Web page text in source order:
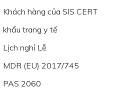
Khách hàng của SIS CERT
khẩu trang y tế
Lịch nghỉ Lễ
MDR (EU) 2017/745
PAS 2060